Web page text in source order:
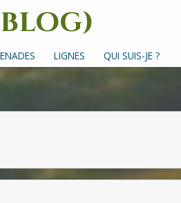
et des sons
LIGNES QUI SUIS-JE ?